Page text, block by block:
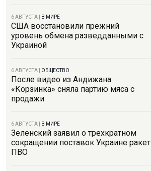
6 АВГУСТА В МИРЕ
США восстановили прежний
уровень обмена разведданными с
Украиной
6 АВГУСТА ОБЩЕСТВО
После видео из Андижана
«Корзинка» сняла партию мяса с
продажи
6 АВГУСТА В МИРЕ
Зеленский заявил о трехкратном
сокращении поставок Украине ракет
ПВО